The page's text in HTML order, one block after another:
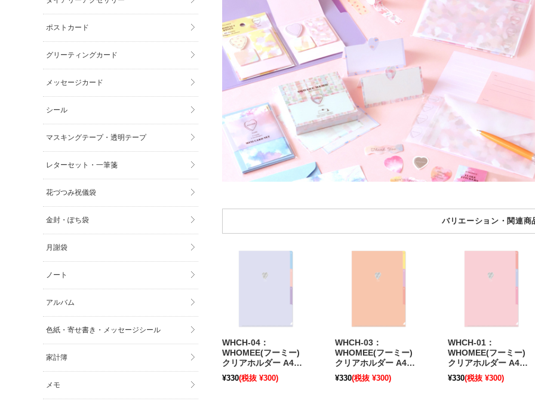
バリエーション・関連商
WHCH-04：
WHOMEE(フーミー)
クリアホルダー A4サ
イズ 3ポケット シアー
パープル〔OZ〕
¥330(税抜 ¥300)
WHCH-03：
WHOMEE(フーミー)
クリアホルダー A4サ
イズ 3ポケット シアー
コーラル〔OZ〕
¥330(税抜 ¥300)
WHCH-01：
WHOMEE(フーミー)
クリアホルダー A4サ
イズ 3ポケット シアー
ピンク〔OZ〕
¥330(税抜 ¥300)
ポストカード
グリーティングカード
メッセージカード
シール
マスキングテープ・透明テープ
レターセット・一筆箋
花づつみ祝儀袋
金封・ぽち袋
月謝袋
ノート
アルバム
色紙・寄せ書き・メッセージシール
家計簿
メモ